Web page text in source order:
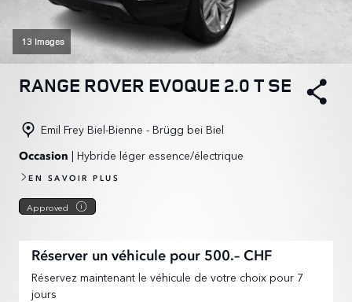
13 Images
RANGE ROVER EVOQUE 2.0 T SE
Emil Frey Biel-Bienne - Brügg bei Biel
Occasion | Hybride léger essence/électrique
EN SAVOIR PLUS
Approved
Réserver un véhicule pour 500.– CHF
Réservez maintenant le véhicule de votre choix pour 7
jours